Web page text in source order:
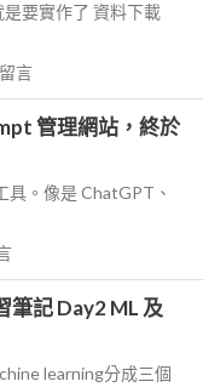
要實作了 資料下載
言
管理網站，終於
具。像是 ChatGPT、
記 Day2 ML 及
learning分成三個